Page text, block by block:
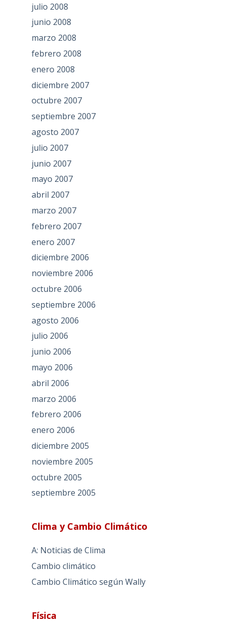
julio 2008
junio 2008
marzo 2008
febrero 2008
enero 2008
diciembre 2007
octubre 2007
septiembre 2007
agosto 2007
julio 2007
junio 2007
mayo 2007
abril 2007
marzo 2007
febrero 2007
enero 2007
diciembre 2006
noviembre 2006
octubre 2006
septiembre 2006
agosto 2006
julio 2006
junio 2006
mayo 2006
abril 2006
marzo 2006
febrero 2006
enero 2006
diciembre 2005
noviembre 2005
octubre 2005
septiembre 2005
Clima y Cambio Climático
A: Noticias de Clima
Cambio climático
Cambio Climático según Wally
Física